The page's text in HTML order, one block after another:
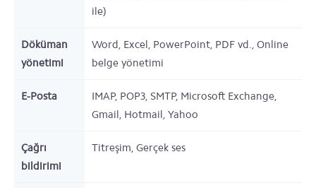
ile)
Döküman
yönetimi
Word, Excel, PowerPoint, PDF vd., Online
belge yönetimi
E-Posta
IMAP, POP3, SMTP, Microsoft Exchange,
Gmail, Hotmail, Yahoo
Çağrı
bildirimi
Titreşim, Gerçek ses